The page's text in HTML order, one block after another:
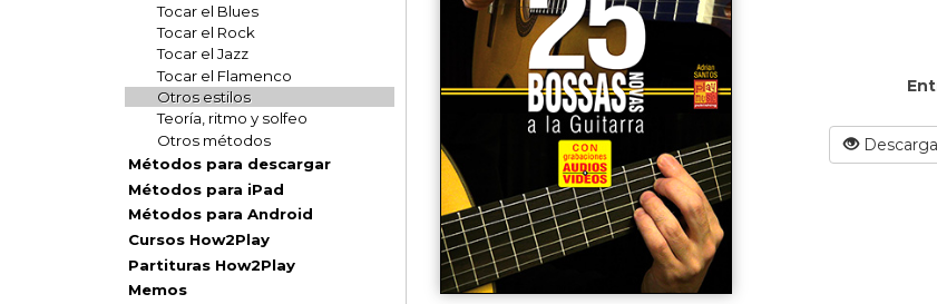
Tocar el Blues
Tocar el Rock
Tocar el Jazz
Tocar el Flamenco
Otros estilos
Teoría, ritmo y solfeo
Otros métodos
Métodos para descargar
Métodos para iPad
Métodos para Android
Cursos How2Play
Partituras How2Play
Memos